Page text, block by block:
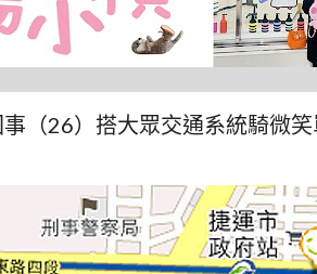
（26）搭大眾交通系統騎微